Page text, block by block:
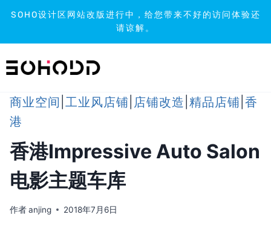
SOHO设计区网站改版进行中，给您带来不好的访问体验还
请谅解。
到
商业空间 工业风店铺 店铺改造 精品店铺 香
港
香港Impressive Auto Salon
电影主题车库
作者anjing 2018年7月6日